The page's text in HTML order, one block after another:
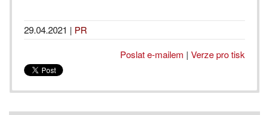
29.04.2021 | PR
Poslat e-mailem | Verze pro tisk